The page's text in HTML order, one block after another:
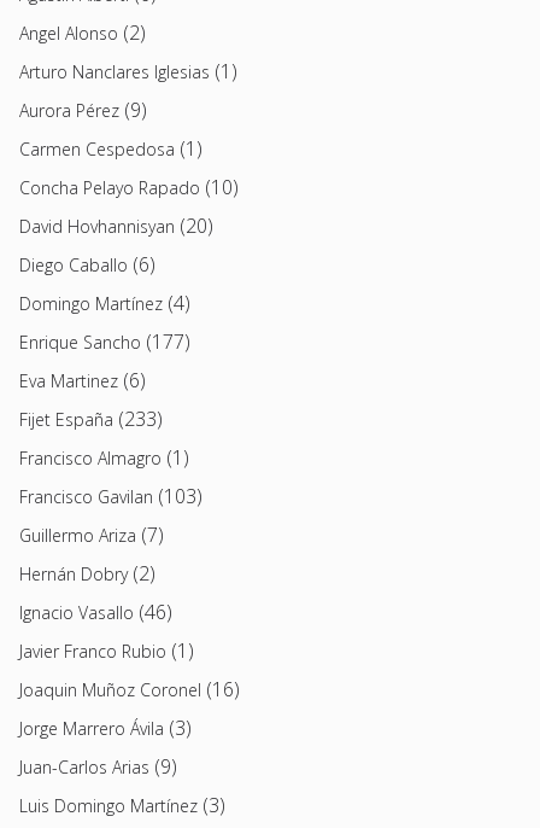
Angel Alonso (2)
Arturo Nanclares Iglesias (1)
Aurora Pérez (9)
Carmen Cespedosa (1)
Concha Pelayo Rapado (10)
David Hovhannisyan (20)
Diego Caballo (6)
Domingo Martínez (4)
Enrique Sancho (177)
Eva Martinez (6)
Fijet España (233)
Francisco Almagro (1)
Francisco Gavilan (103)
Guillermo Ariza (7)
Hernán Dobry(2)
Ignacio Vasallo (46)
Javier Franco Rubio (1)
Joaquin Muñoz Coronel (16)
Jorge Marrero Ávila (3)
Juan-Carlos Arias (9)
Luis Domingo Martínez (3)